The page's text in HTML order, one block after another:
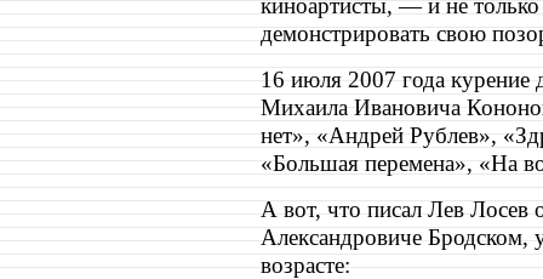
киноартисты, — и не
демонстрировать свою
16 июля 2007 года курение
Михаила Ивановича
нет», «Андрей Рублев»,
«Большая перемена», «На
А вот, что писал Лев Лосев
Александровиче Бродском,
возрасте: